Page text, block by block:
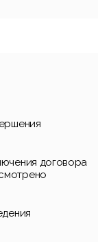
договора